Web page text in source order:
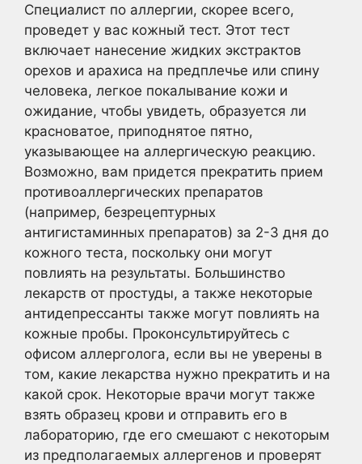
Специалист по аллергии, скорее всего,
проведет у вас кожный тест. Этот тест
включает нанесение жидких экстрактов
орехов и арахиса на предплечье или спину
человека, легкое покалывание кожи и
ожидание, чтобы увидеть, образуется ли
красноватое, приподнятое пятно,
указывающее на аллергическую реакцию.
Возможно, вам придется прекратить прием
противоаллергических препаратов
(например, безрецептурных
антигистаминных препаратов) за 2-3 дня до
кожного теста, поскольку они могут
повлиять на результаты. Большинство
лекарств от простуды, а также некоторые
антидепрессанты также могут повлиять на
кожные пробы. Проконсультируйтесь с
офисом аллерголога, если вы не уверены в
том, какие лекарства нужно прекратить и на
какой срок. Некоторые врачи могут также
взять образец крови и отправить его в
лабораторию, где его смешают с некоторым
из предполагаемых аллергенов и проверят